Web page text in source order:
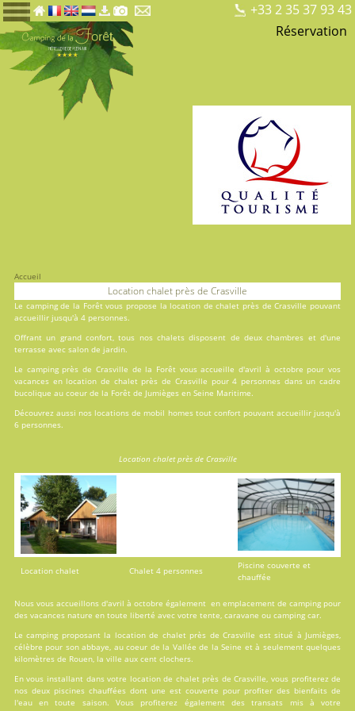
+33 2 35 37 93 43
Réservation
Accueil
Location chalet près de Crasville
Le camping de la Forêtvous propose la location de chalet près de Crasville pouvant
accueillir jusqu'à 4 personnes.
Offrant un grand confort, tous nos chalets disposent de deux chambres et d'une
terrasse avec salon de jardin.
Le camping près de Crasville de la Forêt vous accueille d'avril à octobre pour vos
vacances en location de chalet près de Crasville pour 4 personnes dans un cadre
bucolique au coeur de la Forêt de Jumièges en Seine Maritime.
Découvrez aussi nos locations de mobil homestout confort pouvant accueillir jusqu'à
6 personnes.
Location chalet près de Crasville
Location chalet Chalet 4 personnes
Piscine couverte et
chauffée
Nous vous accueillons d'avril à octobre également en emplacement de camping pour
des vacances nature en toute liberté avec votre tente, caravane ou camping car.
Le camping proposant la location de chalet près de Crasville est situé à Jumièges,
célèbre pour son abbaye, au coeur de la Vallée de la Seine et à seulement quelques
kilomètres de Rouen, la ville aux cent clochers.
En vous installant dans votre location de chalet près de Crasville, vous profiterez de
nos deux piscineschauffées dont une est couverte pour profiter des bienfaits de
l'eau en toute saison. Vous profiterez également des transats mis à votre